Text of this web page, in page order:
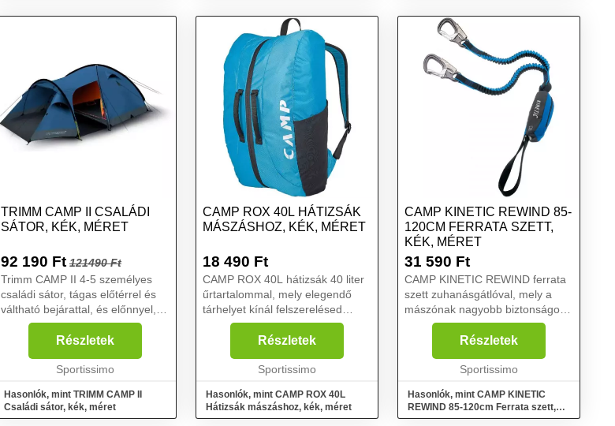
TRIMM CAMP II CSALÁDI
SÁTOR, KÉK, MÉRET
92 190 Ft 121490 Ft
Trimm CAMP II 4-5 személyes
családi sátor, tágas előtérrel és
váltható bejárattal, és előnnyel,
amit a kis sátrak kínálnak -
egyszerű és gyors felállítás. A
csomag tartozéka az előszoba
lecsatolható ...
Részletek
Sportissimo
Hasonlók, mint TRIMM CAMP II
Családi sátor, kék, méret
CAMP ROX 40L HÁTIZSÁK
MÁSZÁSHOZ, KÉK, MÉRET
18 490 Ft
CAMP ROX 40L hátizsák 40 liter
űrtartalommal, mely elegendő
tárhelyet kínál felszerelésed
számára. A hátizsákba kötelet,
beülőt, mászócipőt, expresszeket
és egyéb apróságokat
pakolhatsz. A Camp Rox ké...
Részletek
Sportissimo
Hasonlók, mint CAMP ROX 40L
Hátizsák mászáshoz, kék, méret
CAMP KINETIC REWIND 85-
120CM FERRATA SZETT,
KÉK, MÉRET
31 590 Ft
CAMP KINETIC REWIND ferrata
szett zuhanásgátlóval, mely a
mászónak nagyobb biztonságot
nyújt. A ferrata szett CAMP
Hercules karabinerekkel van
felszerelve. A Kinetic Rewind
megfelel az EN 958:2017 sza...
Részletek
Sportissimo
Hasonlók, mint CAMP KINETIC
REWIND 85-120cm Ferrata szett,
kék, méret